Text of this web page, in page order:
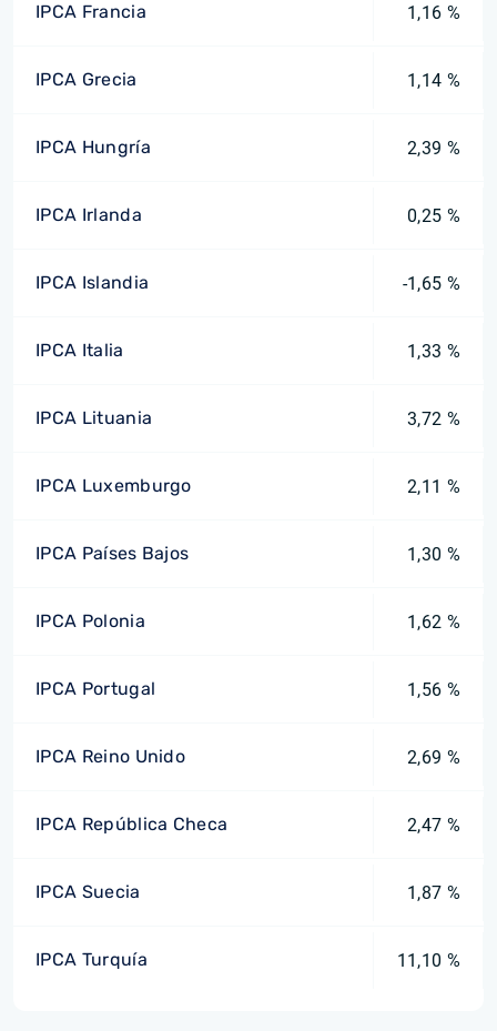
IPCA Francia 1,16 %
IPCA Grecia 1,14 %
IPCA Hungría 2,39 %
IPCA Irlanda 0,25 %
IPCA Islandia -1,65 %
IPCA Italia 1,33 %
IPCA Lituania 3,72 %
IPCA Luxemburgo 2,11 %
IPCA Países Bajos 1,30 %
IPCA Polonia 1,62 %
IPCA Portugal 1,56 %
IPCA Reino Unido 2,69 %
IPCA República Checa 2,47 %
IPCA Suecia 1,87 %
IPCA Turquía 11,10 %